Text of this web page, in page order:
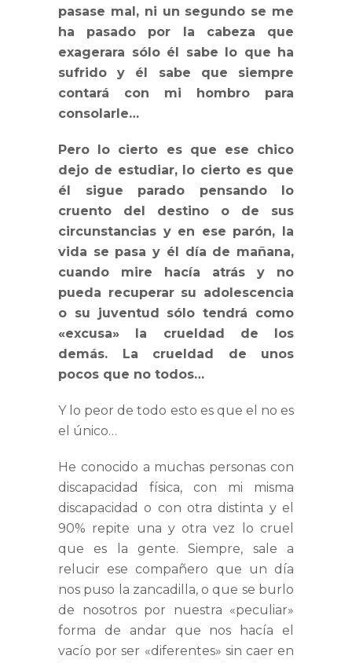
pasase mal, ni un segundo se me
ha pasado por la cabeza que
exagerara sólo él sabe lo que ha
sufrido y él sabe que siempre
contará con mi hombro para
consolarle…
Pero lo cierto es que ese chico
dejo de estudiar, lo cierto es que
él sigue parado pensando lo
cruento del destino o de sus
circunstancias y en ese parón, la
vida se pasa y él día de mañana,
cuando mire hacía atrás y no
pueda recuperar su adolescencia
o su juventud sólo tendrá como
«excusa» la crueldad de los
demás. La crueldad de unos
pocos que no todos…
Y lo peor de todo esto es que el no es
el único…
He conocido a muchas personas con
discapacidad física, con mi misma
discapacidad o con otra distinta y el
90% repite una y otra vez lo cruel
que es la gente. Siempre, sale a
relucir ese compañero que un día
nos puso la zancadilla, o que se burlo
de nosotros por nuestra «peculiar»
forma de andar que nos hacía el
vacío por ser «diferentes» sin caer en